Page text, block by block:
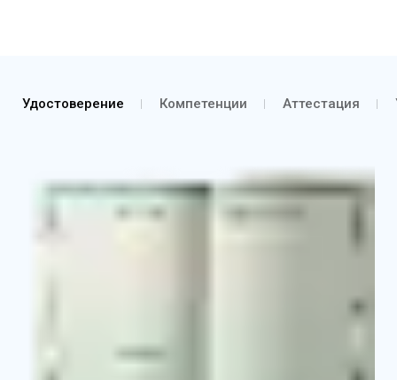
Удостоверение Компетенции Аттестация